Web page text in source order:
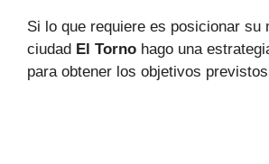
Si lo que requiere es posicionar su
ciudad El Torno hago una
para obtener los objetivos